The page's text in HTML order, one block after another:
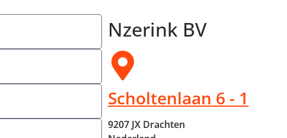
Nzerink BV
Scholtenlaan 6 - 1
9207 JX Drachten